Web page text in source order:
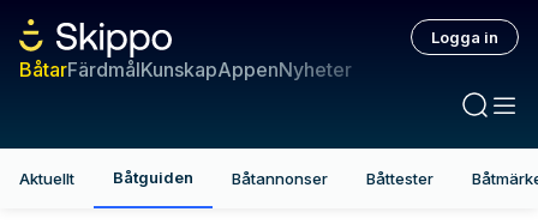
BåtarFärdmålKunskapAppenNyheter
Logga in
Aktuellt Båtguiden Båtannonser Båttester